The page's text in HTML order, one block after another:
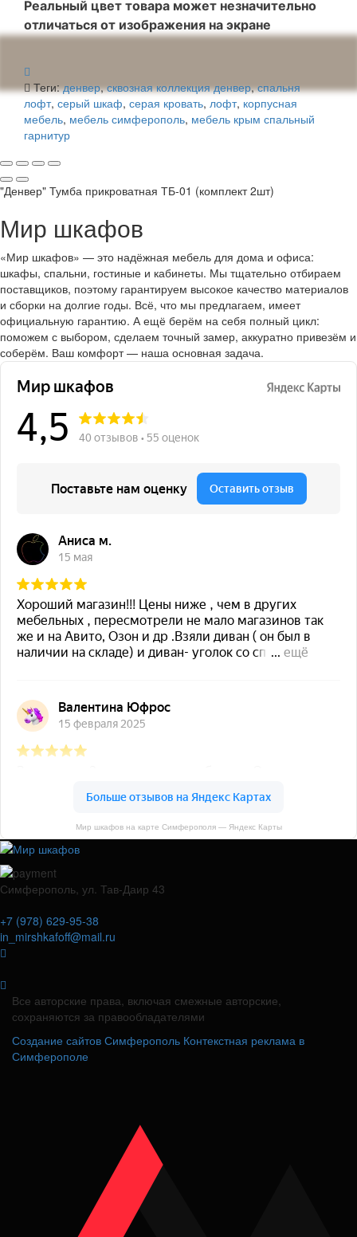
Реальный цвет товара может незначительно
отличаться от изображения на экране
Теги:денвер,сквозная коллекция денвер,спальня
лофт, серый шкаф, серая кровать, лофт, корпусная
мебель, мебель симферополь, мебель крым спальный
гарнитур
"Денвер" Тумба прикроватная ТБ-01 (комплект 2шт)
Мир шкафов
«Мир шкафов» — это надёжная мебель для дома и офиса:
шкафы, спальни, гостиные и кабинеты. Мы тщательно отбираем
поставщиков, поэтому гарантируем высокое качество материалов
и сборки на долгие годы. Всё, что мы предлагаем, имеет
официальную гарантию. А ещё берём на себя полный цикл:
поможем с выбором, сделаем точный замер, аккуратно привезём и
соберём. Ваш комфорт — наша основная задача.
Мир шкафов на карте Симферополя — Яндекс Карты
Симферополь, ул. Тав-Даир 43
+7 (978) 629-95-38
in_mirshkafoff@mail.ru
Все авторские права, включая смежные авторские,
сохраняются за правообладателями
Создание сайтов Симферополь Контекстная реклама в
Симферополе